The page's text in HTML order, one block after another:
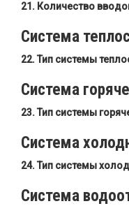
Количество
Система
Тип системы
Система
Тип системы
Система
Тип системы
Система